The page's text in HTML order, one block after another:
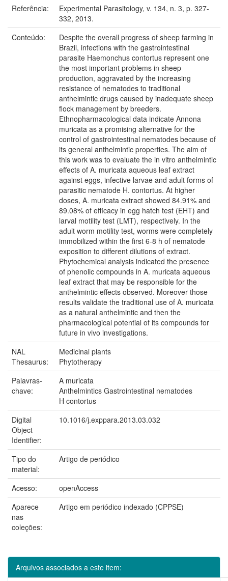
Referência:
Experimental Parasitology, v. 134, n. 3, p. 327-
332, 2013.
Conteúdo:
Despite the overall progress of sheep farming in
Brazil, infections with the gastrointestinal
parasite Haemonchus contortus represent one
the most important problems in sheep
production, aggravated by the increasing
resistance of nematodes to traditional
anthelmintic drugs caused by inadequate sheep
flock management by breeders.
Ethnopharmacological data indicate Annona
muricata as a promising alternative for the
control of gastrointestinal nematodes because of
its general anthelmintic properties. The aim of
this work was to evaluate the in vitro anthelmintic
effects of A. muricata aqueous leaf extract
against eggs, infective larvae and adult forms of
parasitic nematode H. contortus. At higher
doses, A. muricata extract showed 84.91% and
89.08% of efficacy in egg hatch test (EHT) and
larval motility test (LMT), respectively. In the
adult worm motility test, worms were completely
immobilized within the first 6-8 h of nematode
exposition to different dilutions of extract.
Phytochemical analysis indicated the presence
of phenolic compounds in A. muricata aqueous
leaf extract that may be responsible for the
anthelmintic effects observed. Moreover those
results validate the traditional use of A. muricata
as a natural anthelmintic and then the
pharmacological potential of its compounds for
future in vivo investigations.
NAL
Thesaurus:
Medicinal plants
Phytotherapy
Palavras-
chave:
A muricata
Anthelmintics Gastrointestinal nematodes
H contortus
Digital
Object
Identifier:
10.1016/j.exppara.2013.03.032
Tipo do
material:
Artigo de periódico
Acesso:
openAccess
Aparece
nas
coleções:
Artigo em periódico indexado (CPPSE)
Arquivos associados a este item: